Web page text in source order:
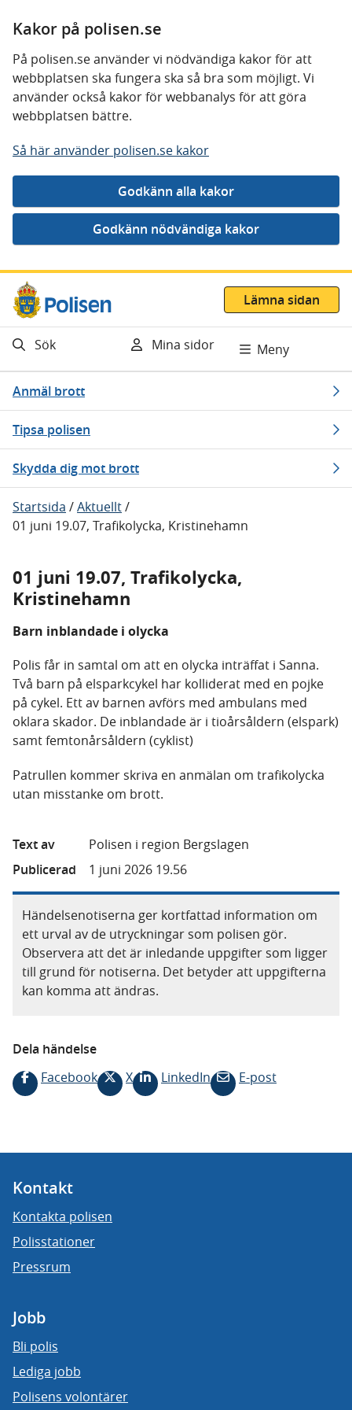
Kakor på polisen.se
På polisen.se använder vi nödvändiga kakor för att
webbplatsen ska fungera ska så bra som möjligt. Vi
använder också kakor för webbanalys för att göra
webbplatsen bättre.
Så här använder polisen.se kakor
Gå direkt till innehåll
Lämna sidan
Sök Mina sidor Meny
Anmäl brott
Tipsa polisen
Skydda dig mot brott
Startsida /Aktuellt/
01 juni 19.07, Trafikolycka, Kristinehamn
01 juni 19.07, Trafikolycka,
Kristinehamn
Barn inblandade i olycka
Polis får in samtal om att en olycka inträffat i Sanna.
Två barn på elsparkcykel har kolliderat med en pojke
på cykel. Ett av barnen avförs med ambulans med
oklara skador. De inblandade är i tioårsåldern (elspark)
samt femtonårsåldern (cyklist)
Patrullen kommer skriva en anmälan om trafikolycka
utan misstanke om brott.
Text av
Polisen i region Bergslagen
Publicerad
1 juni 2026 19.56
Händelsenotiserna ger kortfattad information om
ett urval av de utryckningar som polisen gör.
Observera att det är inledande uppgifter som ligger
till grund för notiserna. Det betyder att uppgifterna
kan komma att ändras.
Dela händelse
Facebook
X LinkedIn E-post
Kontakt
Kontakta polisen
Polisstationer
Pressrum
Jobb
Bli polis
Lediga jobb
Polisens volontärer